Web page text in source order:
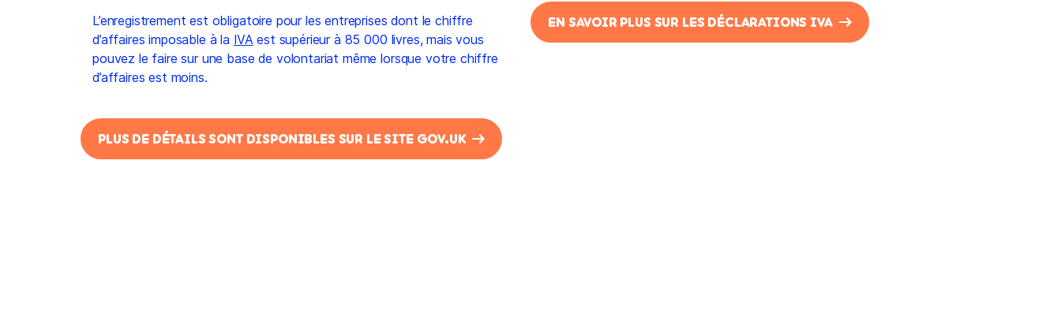
L’enregistrement est obligatoire pour les entreprises dont le chiffre
d’affaires imposable à la IVAest supérieur à 85 000 livres, mais vous
pouvez le faire sur une base de volontariat même lorsque votre chiffre
d’affaires est moins.
PLUS DE DÉTAILS SONT DISPONIBLES SUR LE SITE GOV.UK
EN SAVOIR PLUS SUR LES DÉCLARATIONS IVA